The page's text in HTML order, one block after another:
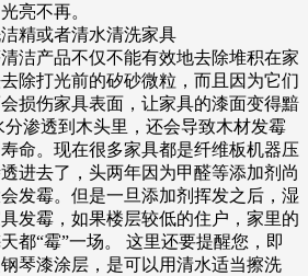
亮不再。
或者清水清洗家具
产品不仅不能有效地去除堆积在家
除打光前的矽砂微粒，而且因为它们
损伤家具表面，让家具的漆面变得黯
渗透到木头里，还会导致木材发霉
命。现在很多家具都是纤维板机器压
进去了，头两年因为甲醛等添加剂尚
发霉。但是一旦添加剂挥发之后，湿
发霉，如果楼层较低的住户，家里的
都“霉”一场。 这里还要提醒您，即
琴漆涂层，是可以用清水适当擦洗